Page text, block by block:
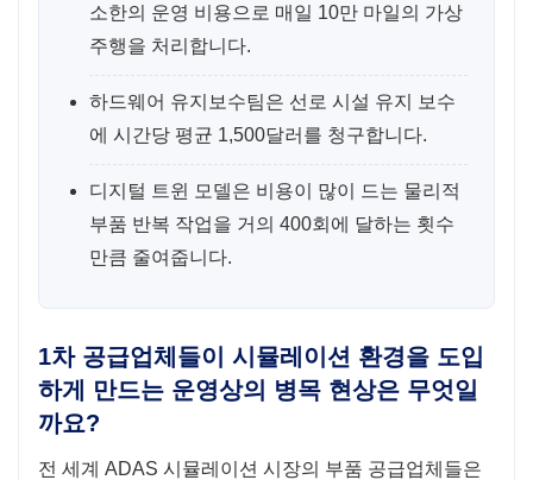
소한의 운영 비용으로 매일 10만 마일의 가상
주행을 처리합니다.
하드웨어 유지보수팀은 선로 시설 유지 보수
에 시간당 평균 1,500달러를 청구합니다.
디지털 트윈 모델은 비용이 많이 드는 물리적
부품 반복 작업을 거의 400회에 달하는 횟수
만큼 줄여줍니다.
1차 공급업체들이 시뮬레이션 환경을 도입
하게 만드는 운영상의 병목 현상은 무엇일
까요?
전 세계 ADAS 시뮬레이션 시장의 부품 공급업체들은